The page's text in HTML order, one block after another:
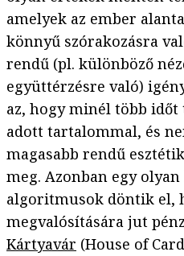
amelyek az ember
könnyű szórakozásra
rendű (pl. különböző
együttérzésre való)
az, hogy minél több időt
adott tartalommal, és
magasabb rendű
meg. Azonban egy
algoritmusok döntik el,
megvalósítására jut
Kártyavár (House of